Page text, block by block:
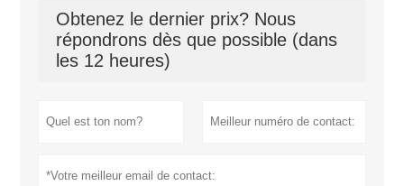
Obtenez le dernier prix? Nous
répondrons dès que possible (dans
les 12 heures)